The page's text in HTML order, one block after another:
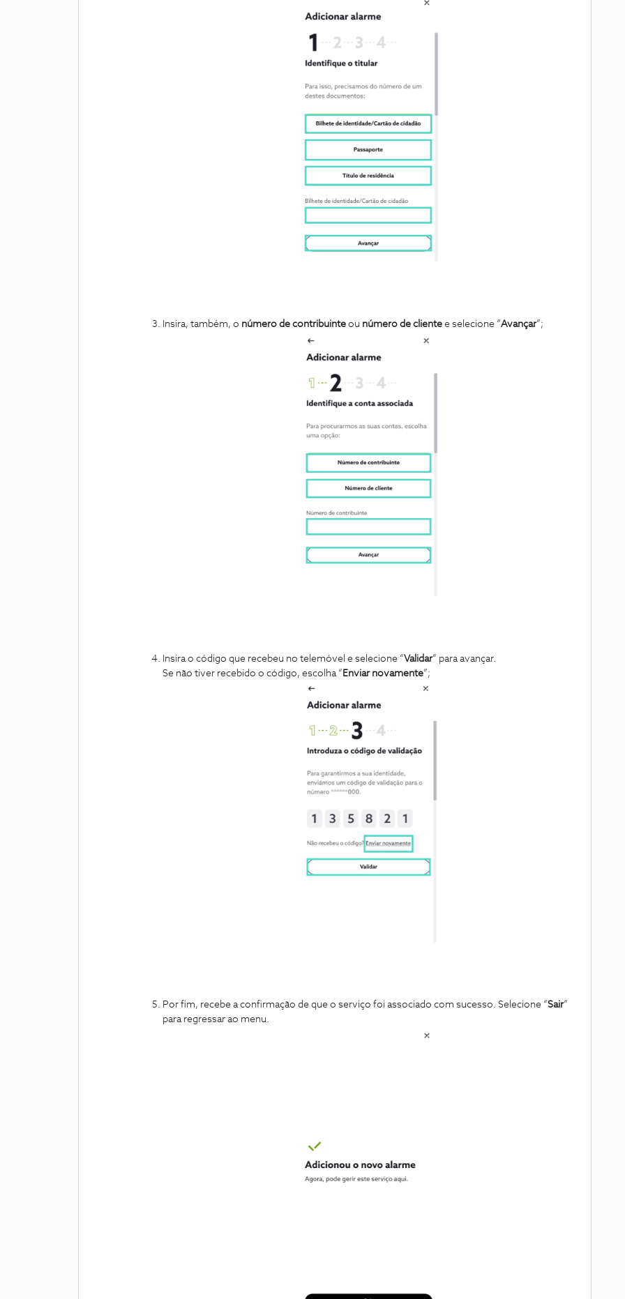
Insira, também, o número de contribuinte ou número de cliente e selecione “Avançar”;
Insira o código que recebeu no telemóvel e selecione “Validar” para avançar.
Se não tiver recebido o código, escolha “ Enviar novamente”;
Por fim, recebe a confirmação de que o serviço foi associado com sucesso. Selecione “Sair”
para regressar ao menu.